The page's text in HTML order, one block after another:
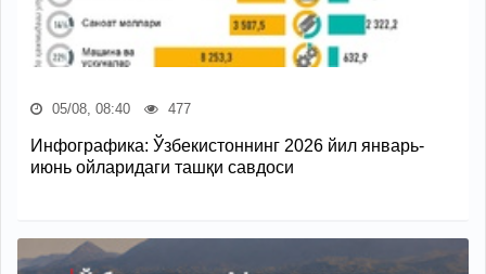
05/08, 08:40 477
Инфографика: Ўзбекистоннинг 2026 йил январь-
июнь ойларидаги ташқи савдоси